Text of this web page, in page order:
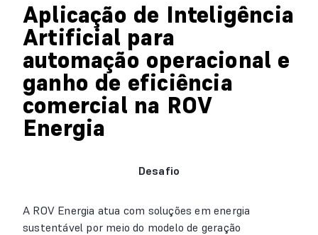
Aplicação de Inteligência
Artificial para
automação operacional e
ganho de eficiência
comercial na ROV
Energia
Desafio
A ROV Energia atua com soluções em energia
sustentável por meio do modelo de geração